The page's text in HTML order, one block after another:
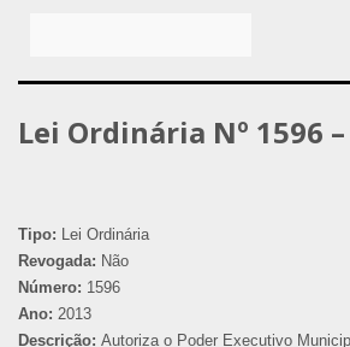
Lei Ordinária Nº 1596
Tipo: Lei Ordinária
Revogada: Não
Número: 1596
Ano: 2013
Descrição: Autoriza o Poder Executivo